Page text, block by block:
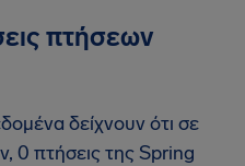
πτήσεων
δείχνουν ότι σε
0 πτήσεις της Spring